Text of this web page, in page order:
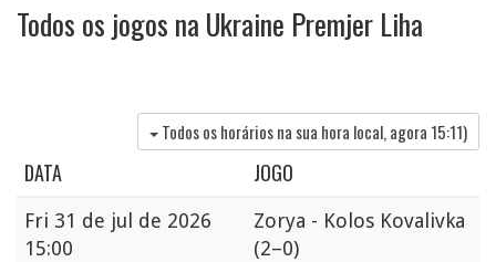
Todos os jogos na Ukraine Premjer Liha
Todos os horários na sua hora local, agora 15:11)
DATA JOGO
Fri 31 de jul de 2026
15:00
Zorya - Kolos Kovalivka
(2–0)